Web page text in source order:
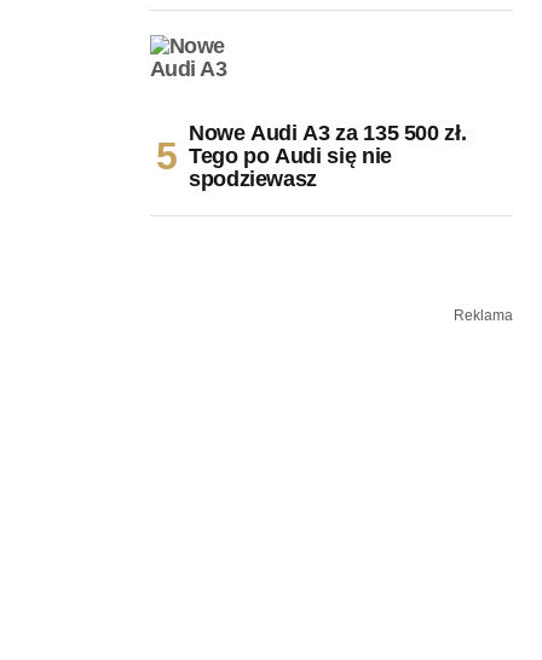
Nowe Audi A3 za 135 500 zł.
Tego po Audi się nie
spodziewasz
Reklama